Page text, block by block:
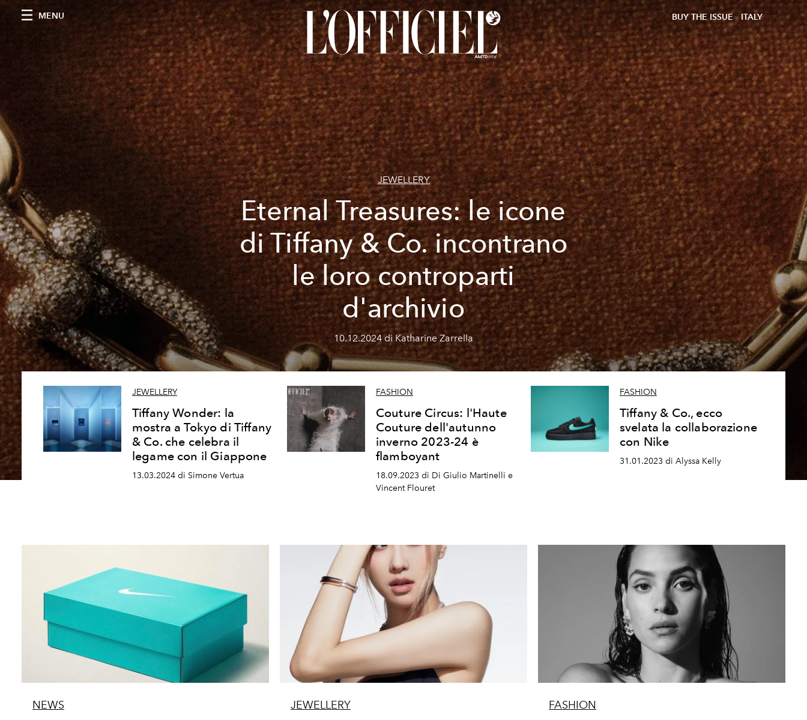
MENU BUY THE ISSUE ITALY
JEWELLERY
Eternal Treasures: le icone
di Tiffany & Co. incontrano
le loro controparti
d'archivio
10.12.2024 di Katharine Zarrella
JEWELLERY
Tiffany Wonder: la
mostra a Tokyo di Tiffany
& Co. che celebra il
legame con il Giappone
13.03.2024 di Simone Vertua
FASHION
Couture Circus: l'Haute
Couture dell'autunno
inverno 2023-24 è
flamboyant
18.09.2023 di Di Giulio Martinelli e
Vincent Flouret
FASHION
Tiffany & Co., ecco
svelata la collaborazione
con Nike
31.01.2023 di Alyssa Kelly
NEWS JEWELLERY FASHION